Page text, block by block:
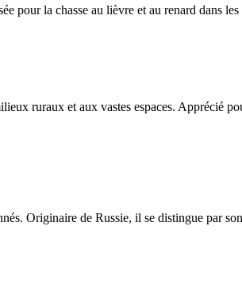
pour la chasse au lièvre et au renard dans les
ruraux et aux vastes espaces. Apprécié
Originaire de Russie, il se distingue par